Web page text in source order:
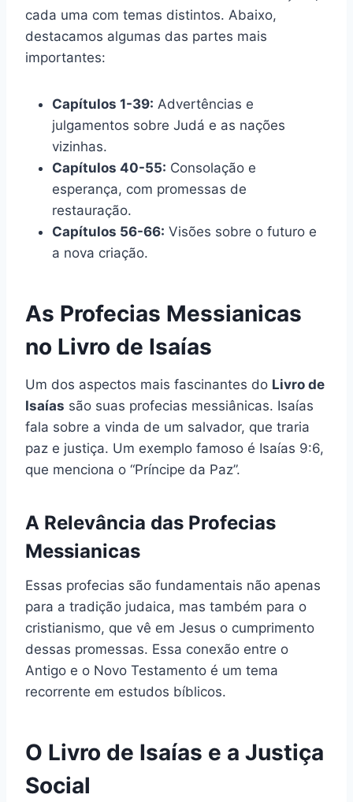
cada uma com temas distintos. Abaixo,
destacamos algumas das partes mais
importantes:
Capítulos 1-39: Advertências e
julgamentos sobre Judá e as nações
vizinhas.
Capítulos 40-55: Consolação e
esperança, com promessas de
restauração.
Capítulos 56-66: Visões sobre o futuro e
a nova criação.
As Profecias Messianicas
no Livro de Isaías
Um dos aspectos mais fascinantes do Livro de
Isaías são suas profecias messiânicas. Isaías
fala sobre a vinda de um salvador, que traria
paz e justiça. Um exemplo famoso é Isaías 9:6,
que menciona o “Príncipe da Paz”.
A Relevância das Profecias
Messianicas
Essas profecias são fundamentais não apenas
para a tradição judaica, mas também para o
cristianismo, que vê em Jesus o cumprimento
dessas promessas. Essa conexão entre o
Antigo e o Novo Testamento é um tema
recorrente em estudos bíblicos.
O Livro de Isaías e a Justiça
Social